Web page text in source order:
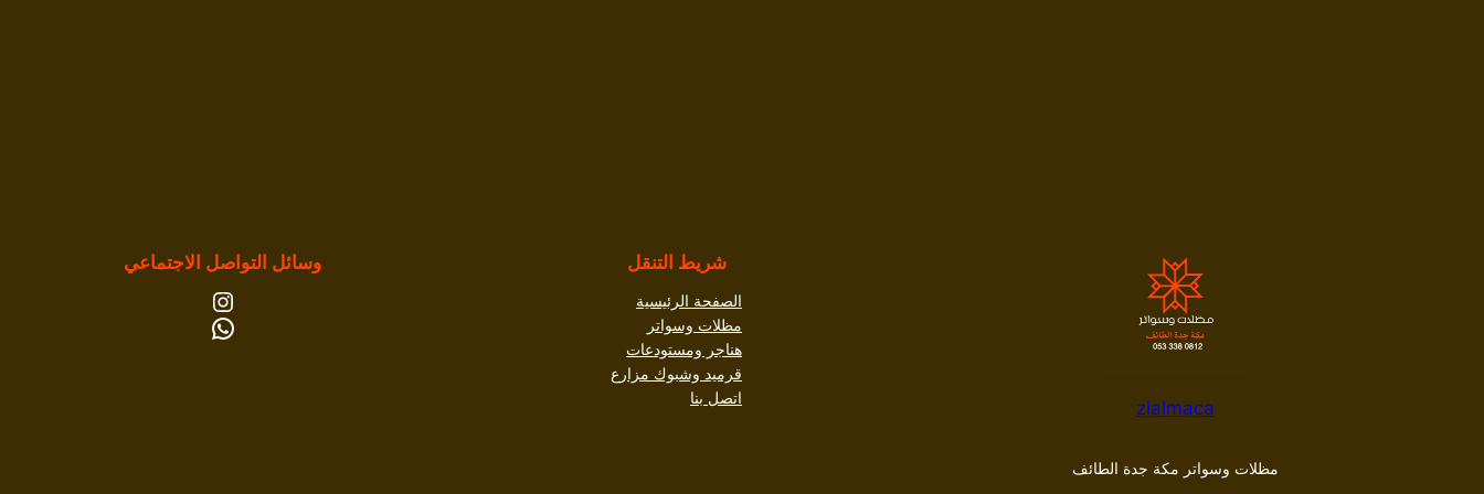
zlalmaca
مظلات وسواتر مكة جدة الطائف
شريط التنقل
الصفحة الرئيسية
مظلات وسواتر
هناجر ومستودعات
قرميد وشبوك مزارع
اتصل بنا
وسائل التواصل الاجتماعي
إنستجرام
واتساب